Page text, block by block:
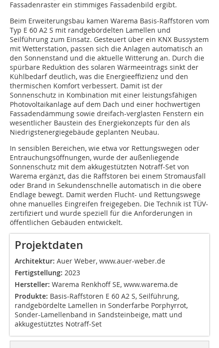
Fassadenraster ein stimmiges Fassadenbild ergibt.
Beim Erweiterungsbau kamen Warema Basis-Raffstoren vom
Typ E 60 A2 S mit randgebördelten Lamellen und
Seilführung zum Einsatz. ­Gesteuert über ein KNX Bussystem
mit Wetterstation, passen sich die Anlagen automatisch an
den Sonnenstand und die aktuelle Witterung an. Durch die
spürbare Reduktion des solaren Wärmeeintrags sinkt der
Kühlbedarf deutlich, was die Energieeffizienz und den
thermischen Komfort verbessert. Damit ist der
Sonnenschutz in Kombination mit einer leistungsfähigen
Photovoltaikanlage auf dem Dach und einer hochwertigen
Fassadendämmung sowie dreifach-verglasten Fenstern ein
wesentlicher Baustein des Energiekonzepts für den als
Niedrigstenergie­gebäude geplanten Neubau.
In sensiblen Bereichen, wie etwa vor Rettungswegen oder
Entrauchungsöffnungen, wurde der außenliegende
Sonnenschutz mit dem akkugestützten Notraff-Set von
Warema ergänzt, das die Raffstoren bei einem Stromausfall
oder Brand in Sekundenschnelle automatisch in die obere
Endlage bewegt. Damit werden Flucht- und Rettungswege
ohne manuelles Eingreifen freigegeben. Die Technik ist TÜV-
zertifiziert und wurde speziell für die Anforderungen in
öffentlichen Gebäuden entwickelt.
Projektdaten
Architektur: Auer Weber, www.auer-weber.de
Fertigstellung: 2023
Hersteller: Warema Renkhoff SE, www.warema.de
Produkte: Basis-Raffstoren E 60 A2 S, Seilführung,
randgebördelte Lamellen in Sonderfarbe Porphyrrot,
Sonder-Lamellenband in Sandsteinbeige, matt und
akkugestütztes Notraff-Set